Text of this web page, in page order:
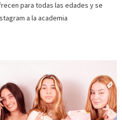
para todas las edades y se
a la academia